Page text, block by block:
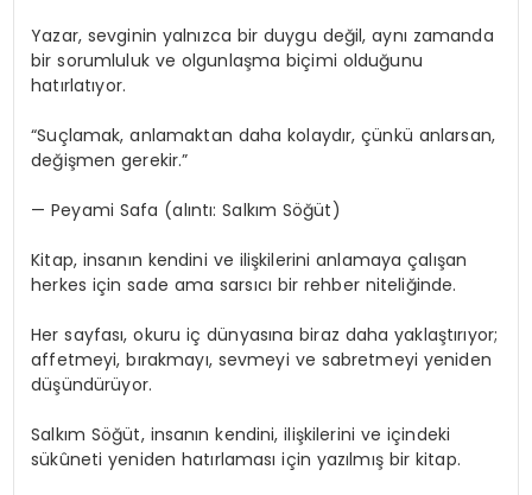
Yazar, sevginin yalnızca bir duygu değil, aynı zamanda
bir sorumluluk ve olgunlaşma biçimi olduğunu
hatırlatıyor.
“Suçlamak, anlamaktan daha kolaydır, çünkü anlarsan,
değişmen gerekir.”
— Peyami Safa (alıntı: Salkım Söğüt)
Kitap, insanın kendini ve ilişkilerini anlamaya çalışan
herkes için sade ama sarsıcı bir rehber niteliğinde.
Her sayfası, okuru iç dünyasına biraz daha yaklaştırıyor;
affetmeyi, bırakmayı, sevmeyi ve sabretmeyi yeniden
düşündürüyor.
Salkım Söğüt, insanın kendini, ilişkilerini ve içindeki
sükûneti yeniden hatırlaması için yazılmış bir kitap.